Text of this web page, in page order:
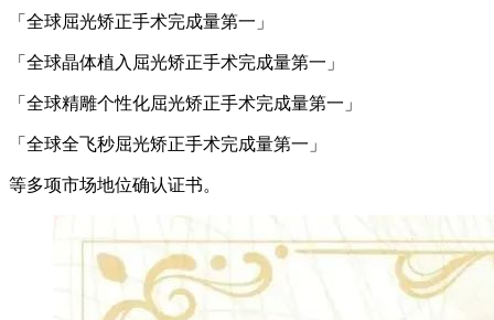
「全球屈光矫正手术完成量第一」
「全球晶体植入屈光矫正手术完成量第一」
「全球精雕个性化屈光矫正手术完成量第一」
「全球全飞秒屈光矫正手术完成量第一」
等多项市场地位确认证书。